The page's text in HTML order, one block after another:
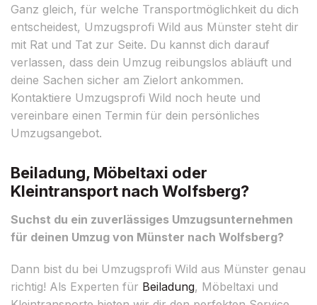
Ganz gleich, für welche Transportmöglichkeit du dich
entscheidest, Umzugsprofi Wild aus Münster steht dir
mit Rat und Tat zur Seite. Du kannst dich darauf
verlassen, dass dein Umzug reibungslos abläuft und
deine Sachen sicher am Zielort ankommen.
Kontaktiere Umzugsprofi Wild noch heute und
vereinbare einen Termin für dein persönliches
Umzugsangebot.
Beiladung, Möbeltaxi oder
Kleintransport nach Wolfsberg?
Suchst du ein zuverlässiges Umzugsunternehmen
für deinen Umzug von Münster nach Wolfsberg?
Dann bist du bei Umzugsprofi Wild aus Münster genau
richtig! Als Experten für Beiladung, Möbeltaxi und